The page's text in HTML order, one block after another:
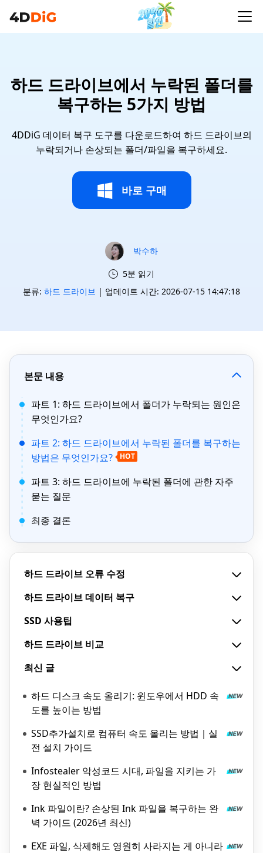
하드 드라이브에서 누락된 폴더를
복구하는 5가지 방법
4DDiG 데이터 복구 도구를 다운로드하여 하드 드라이브의
누락되거나 손상되는 폴더/파일을 복구하세요.
바로 구매
박수하
5분 읽기
분류: 하드 드라이브 | 업데이트 시간: 2026-07-15 14:47:18
본문 내용
파트 1: 하드 드라이브에서 폴더가 누락되는 원인은
무엇인가요?
파트 2: 하드 드라이브에서 누락된 폴더를 복구하는
방법은 무엇인가요?
HOT
파트 3: 하드 드라이브에 누락된 폴더에 관한 자주
묻는 질문
최종 결론
하드 드라이브 오류 수정
하드 드라이브 데이터 복구
SSD 사용팁
하드 드라이브 비교
최신 글
하드 디스크 속도 올리기: 윈도우에서 HDD 속
도를 높이는 방법
SSD추가설치로 컴퓨터 속도 올리는 방법｜실
전 설치 가이드
Infostealer 악성코드 시대, 파일을 지키는 가
장 현실적인 방법
Ink 파일이란? 손상된 Ink 파일을 복구하는 완
벽 가이드 (2026년 최신)
EXE 파일, 삭제해도 영원히 사라지는 게 아니라